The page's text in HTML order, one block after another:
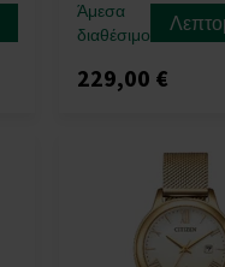
Άμεσα
διαθέσιμο
229,00 €